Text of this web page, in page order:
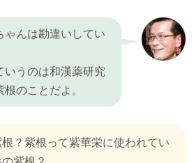
んは勘違いしてい
いうのは和漢薬研究
のことだよ。
根？紫根って紫華栄に使われてい